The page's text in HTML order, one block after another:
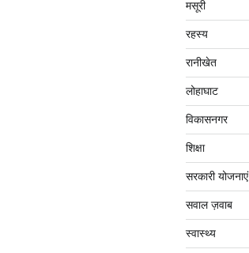
मसूरी
रहस्य
रानीखेत
लोहाघाट
विकासनगर
शिक्षा
सरकारी योजनाएं
सवाल ज़वाब
स्वास्थ्य